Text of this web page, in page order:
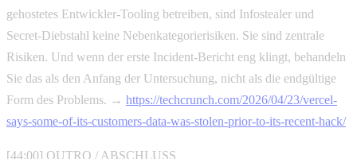
gehostetes Entwickler-Tooling betreiben, sind Infostealer und
Secret-Diebstahl keine Nebenkategorierisiken. Sie sind zentrale
Risiken. Und wenn der erste Incident-Bericht eng klingt, behandeln
Sie das als den Anfang der Untersuchung, nicht als die endgültige
Form des Problems. → https://techcrunch.com/2026/04/23/vercel-
says-some-of-its-customers-data-was-stolen-prior-to-its-recent-hack/
[44:00] OUTRO / ABSCHLUSS